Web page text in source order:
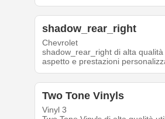
shadow_rear_right
Chevrolet
shadow_rear_right di alta
aspetto e prestazioni
Two Tone Vinyls
Vinyl 3